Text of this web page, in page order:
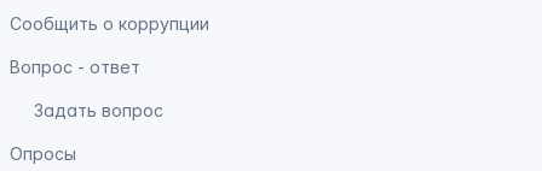
Сообщить о коррупции
Вопрос - ответ
Задать вопрос
Опросы